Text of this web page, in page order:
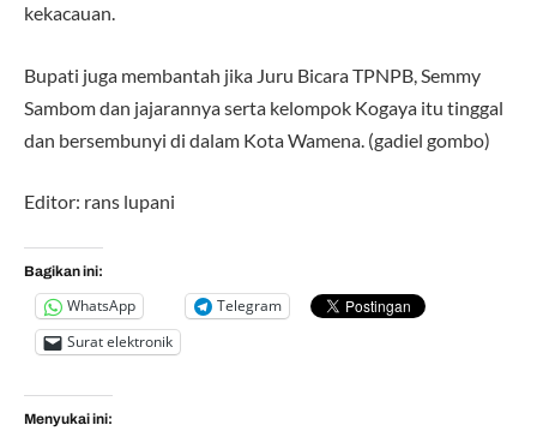
kekacauan.
Bupati juga membantah jika Juru Bicara TPNPB, Semmy
Sambom dan jajarannya serta kelompok Kogaya itu tinggal
dan bersembunyi di dalam Kota Wamena. (gadiel gombo)
Editor: rans lupani
Bagikan ini:
WhatsApp
Telegram
Surat elektronik
Menyukai ini: